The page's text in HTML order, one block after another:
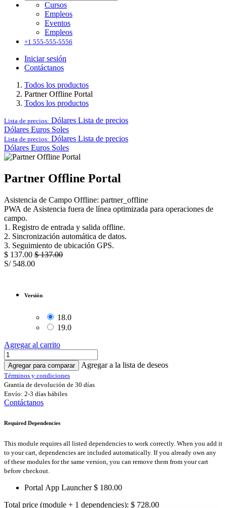
Cursos
Empleos
Eventos
Empleos
+1 555-555-5556
Iniciar sesión
Contáctanos
Todos los productos
Partner Offline Portal
Todos los productos
Lista de precios: Dólares Lista de precios
Dólares Euros Soles
Lista de precios: Dólares Lista de precios
Dólares Euros Soles
Partner Offline Portal
Asistencia de Campo Offline: partner_offline
PWA de Asistencia fuera de línea optimizada para operaciones de
campo.
1. Registro de entrada y salida offline.
2. Sincronización automática de datos.
3. Seguimiento de ubicación GPS.
$ 137.00 $137.00
S/ 548.00
Versión
18.0
19.0
Agregar al carrito
Agregar para comparar Agregar a la lista de deseos
Términos y condiciones
Grantía de devolución de 30 días
Envío: 2-3 días hábiles
Contáctanos
Required Dependencies
This module requires all listed dependencies to work correctly. When you add it
to your cart, dependencies are included automatically. If you already own any
of these modules for the same version, you can remove them from your cart
before checkout.
Portal App Launcher$ 180.00
Total price (module + 1 dependencies): $ 728.00